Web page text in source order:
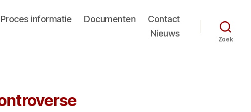
Proces informatie Documenten
Contact
Nieuws
Zoek